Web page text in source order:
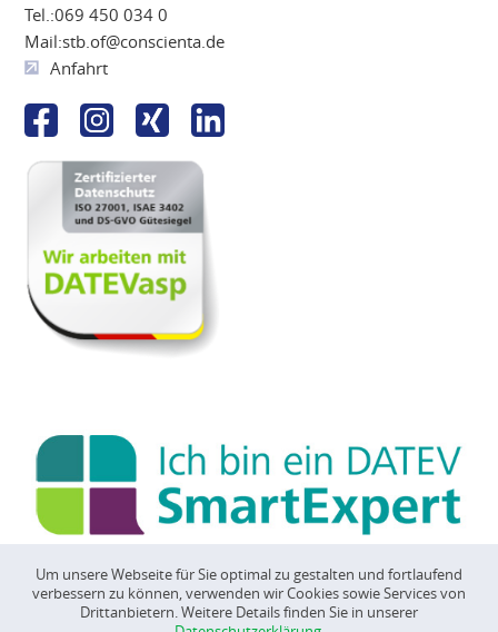
Tel.:069 450 034 0
Mail:stb.of@conscienta.de
Anfahrt
CONSCIENTA© 2026
Um unsere Webseite für Sie optimal zu gestalten und fortlaufend
verbessern zu können, verwenden wir Cookies sowie Services von
Drittanbietern. Weitere Details finden Sie in unserer